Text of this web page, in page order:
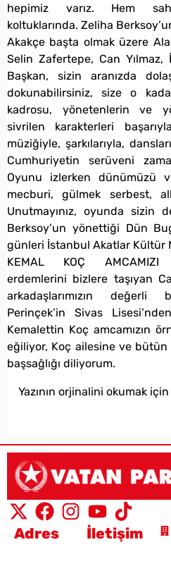
hepimiz varız. Hem
koltuklarında. Zeliha
Akakçe başta olmak üzere
Selin Zafertepe, Can
Başkan, sizin aranızda
dokunabilirsiniz, size o
kadrosu, yönetenlerin ve
sivrilen karakterleri
müziğiyle, şarkılarıyla,
Cumhuriyetin serüveni
Oyunu izlerken dünümüzü
mecburi, gülmek serbest,
Unutmayınız, oyunda sizin
Berksoy’un yönettiği Dün
günleri İstanbul Akatlar Kültür
KEMAL KOÇ AMCAMIZI
erdemlerini bizlere taşıyan
arkadaşlarımızın
Perinçek’in Sivas
Kemalettin Koç amcamızın
eğiliyor, Koç ailesine ve bütün
başsağlığı diliyorum.
Yazının orjinalini okumak için
Adres İletişim